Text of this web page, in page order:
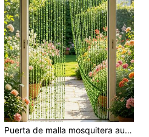
Puerta de malla mosquitera autoadhesiva y autosellante - Cortina de malla magnética de cierre automático, adecuada para todas las estaciones, se ajusta a puertas delanteras/traseras, patio y balcón, fácil instalación